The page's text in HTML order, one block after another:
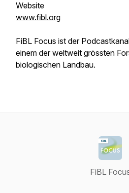
Website
www.fibl.org
FiBL Focus ist der
einem der weltweit grössten
biologischen Landbau.
FiBL